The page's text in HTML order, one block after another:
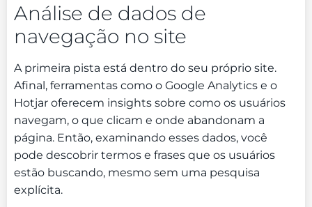
Análise de dados de
navegação no site
A primeira pista está dentro do seu próprio site.
Afinal, ferramentas como o Google Analytics e o
Hotjar oferecem insights sobre como os usuários
navegam, o que clicam e onde abandonam a
página. Então, examinando esses dados, você
pode descobrir termos e frases que os usuários
estão buscando, mesmo sem uma pesquisa
explícita.